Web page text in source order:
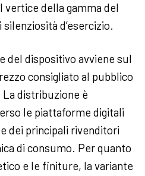
vertice della gamma del
d’esercizio.
del dispositivo avviene sul
consigliato al pubblico
distribuzione è
le piattaforme digitali
dei principali rivenditori
di consumo. Per quanto
e le finiture, la variante